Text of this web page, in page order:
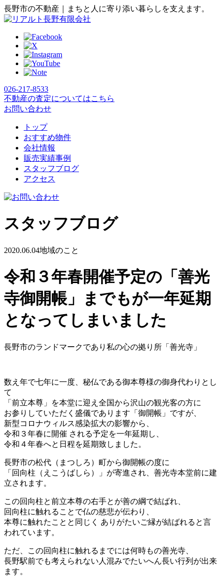
長野市の不動産｜まちと人に寄り添い暮らしを支えます。
026-217-8533
不動産の査定についてはこちら
お問い合わせ
トップ
おすすめ物件
会社情報
販売実績事例
スタッフブログ
アクセス
スタッフブログ
2020.06.04地域のこと
令和３年春開催予定の「善光
寺御開帳」までもが一年延期
となってしまいました
長野市のランドマークであり私の心の拠り所「善光寺」
数え年で七年に一度、秘仏である御本尊様の御身代わりとし
て
「前立本尊」を本堂に迎え全国から沢山の観光客の方に
お参りしていただく盛儀であります「御開帳」ですが、
新型コロナウィルス感染拡大の影響から、
令和３年春に開催 される予定を一年延期し、
令和４年春へと日程を延期致しました。
長野市の松代（まつしろ）町から御開帳の度に
「回向柱（えこうばしら）」が寄進され、善光寺本堂前に建
立されます。
この回向柱と前立本尊の右手とが善の綱で結ばれ、
回向柱に触れることで仏の慈悲が伝わり、
本尊に触れたことと同じく ありがたいご縁が結ばれると言
われています。
ただ、この回向柱に触れるまでには何時もの善光寺、
長野駅前でも考えられない人混みでたいへん長い行列が出来
ます。